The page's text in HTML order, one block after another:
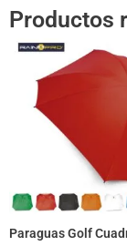
Productos
Paraguas Golf